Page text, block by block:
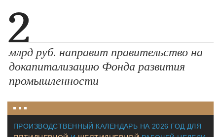
2
млрд руб. направит правительство на
докапитализацию Фонда развития
промышленности
ПРОИЗВОДСТВЕННЫЙ КАЛЕНДАРЬ НА 2026 ГОД ДЛЯ